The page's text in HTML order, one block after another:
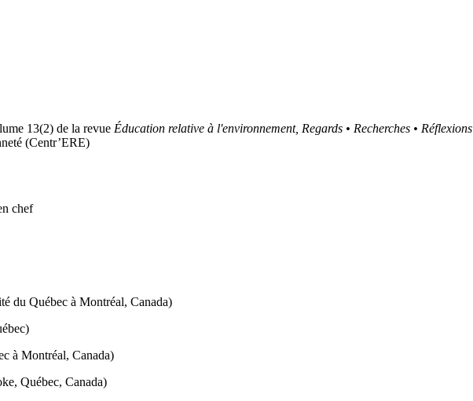
13(2) de la revue Éducation relative à l'environnement, Regards • Recherches • Réflexions
(Centr’ERE)
chef
du Québec à Montréal, Canada)
à Montréal, Canada)
Québec, Canada)